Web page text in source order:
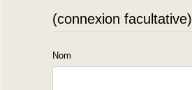
(connexion facultative)
Nom